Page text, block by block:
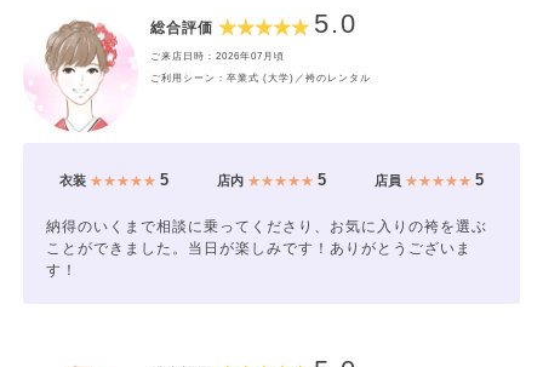
総合評価 5.0
ご来店日時：2026年07月頃
ご利用シーン：卒業式 (大学)／袴のレンタル
衣装★★★★★ 5 店内★★★★★ 5 店員 ★★★★★5
納得のいくまで相談に乗ってくださり、お気に入りの袴を選ぶ
ことができました。当日が楽しみです！ありがとうございま
す！